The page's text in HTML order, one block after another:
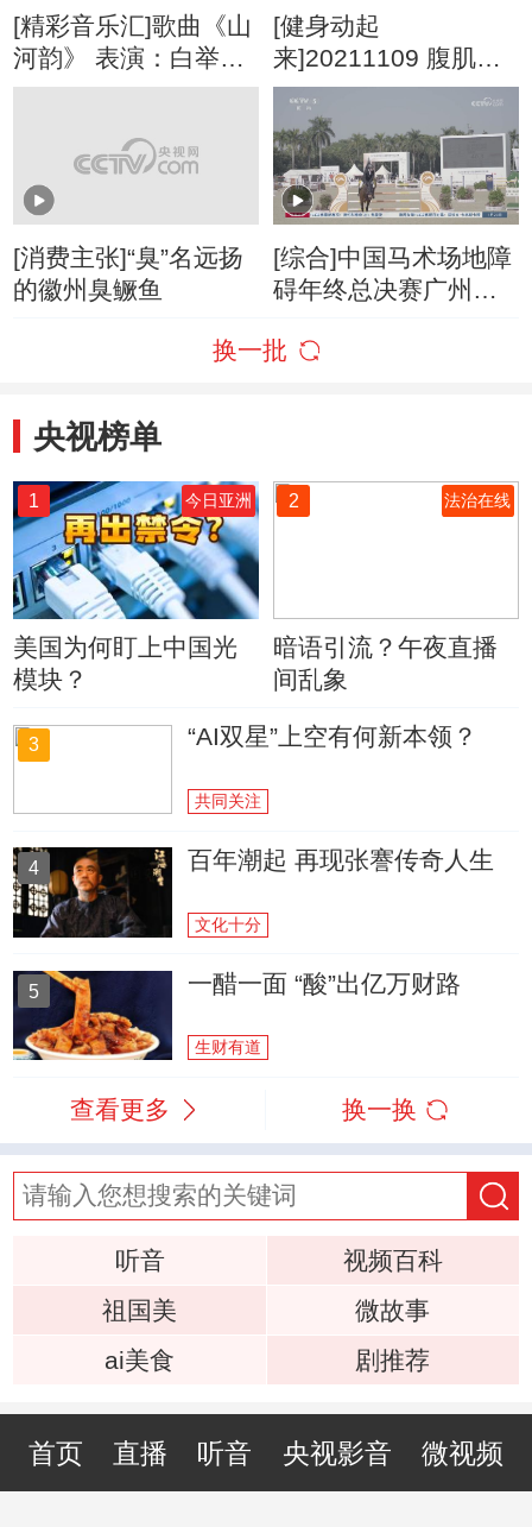
[精彩音乐汇]歌曲《山
河韵》 表演：白举纲
斯丹曼簇
[健身动起
来]20211109 腹肌训
练
[消费主张]“臭”名远扬
的徽州臭鳜鱼
[综合]中国马术场地障
碍年终总决赛广州收
换一批
央视榜单
1 今日亚洲
美国为何盯上中国光
模块？
2 法治在线
暗语引流？午夜直播
间乱象
3 “AI双星”上空有何新本领？
共同关注
4 百年潮起 再现张謇传奇人生
文化十分
5 一醋一面 “酸”出亿万财路
生财有道
查看更多 换一换
听音
视频百科
祖国美
微故事
ai美食
剧推荐
首页 直播 听音 央视影音 微视频